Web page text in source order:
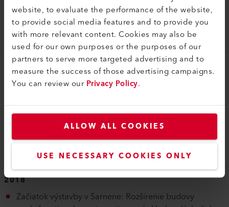
website, to evaluate the performance of the website,
to provide social media features and to provide you
with more relevant content. Cookies may also be
used for our own purposes or the purposes of our
partners to serve more targeted advertising and to
measure the success of those advertising campaigns.
You can review ourPrivacy Policy.
ALLOW ALL COOKIES
USE NECESSARY COOKIES ONLY
divíziami Leister a Axetris a národnými spoločnosťami je
preradená do skupinovej štruktúry.
Základ spoločnosti Leister Technologies AG
2016
Inteligentný produkt Leister GEOSTAR G7 LQS so
Začiatok iniciatívy digitálnej transformácie s aplikáciou
myLeister a ďalšími produktmi IoT
2018
Začiatok výstavby v Sarnene: Rozšírenie budovy